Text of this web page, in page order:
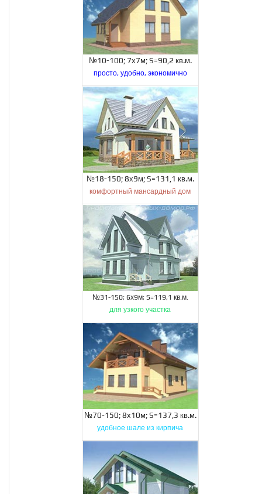
№10-100; 7х7м; S=90,2 кв.м.
просто, удобно, экономично
№18-150; 8х9м; S=131,1 кв.м.
комфортный мансардный дом
№31-150; 6х9м; S=119,1 кв.м.
для узкого участка
№70-150; 8х10м; S=137,3 кв.м.
удобное шале из кирпича